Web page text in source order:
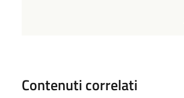
Contenuti correlati